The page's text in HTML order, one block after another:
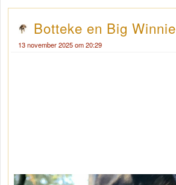
Botteke en Big Winnie
13 november 2025 om 20:29